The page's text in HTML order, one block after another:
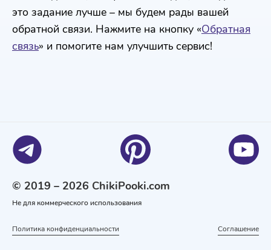
это задание лучше – мы будем рады вашей
обратной связи. Нажмите на кнопку «Обратная
связь» и помогите нам улучшить сервис!
© 2019 – 2026 ChikiPooki.com
Не для коммерческого использования
Политика конфиденциальности Соглашение